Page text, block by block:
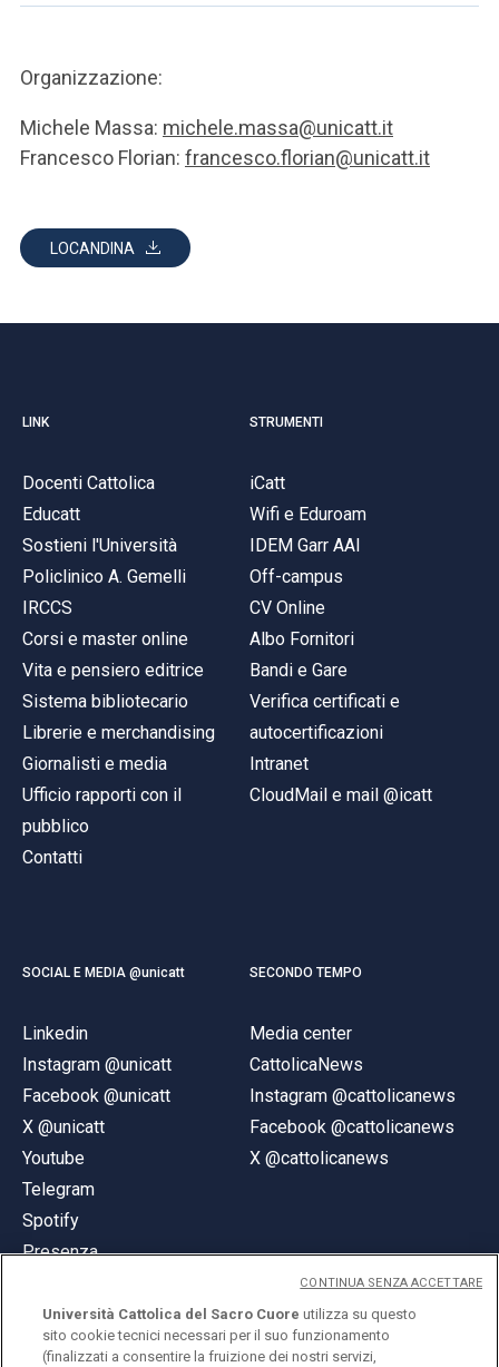
Organizzazione:
Michele Massa: michele.massa@unicatt.it
Francesco Florian: francesco.florian@unicatt.it
LOCANDINA
LINK
Docenti Cattolica
Educatt
Sostieni l'Università
Policlinico A. Gemelli
IRCCS
Corsi e master online
Vita e pensiero editrice
Sistema bibliotecario
Librerie e merchandising
Giornalisti e media
Ufficio rapporti con il
pubblico
Contatti
STRUMENTI
iCatt
Wifi e Eduroam
IDEM Garr AAI
Off-campus
CV Online
Albo Fornitori
Bandi e Gare
Verifica certificati e
autocertificazioni
Intranet
CloudMail e mail @icatt
SOCIAL E MEDIA @unicatt
Linkedin
Instagram @unicatt
Facebook @unicatt
X @unicatt
Youtube
Telegram
Spotify
Presenza
SECONDO TEMPO
Media center
CattolicaNews
Instagram @cattolicanews
Facebook @cattolicanews
X @cattolicanews
Università Cattolica del Sacro Cuore utilizza su questo
sito cookie tecnici necessari per il suo funzionamento
(finalizzati a consentire la fruizione dei nostri servizi,
CONTINUA SENZA ACCETTARE